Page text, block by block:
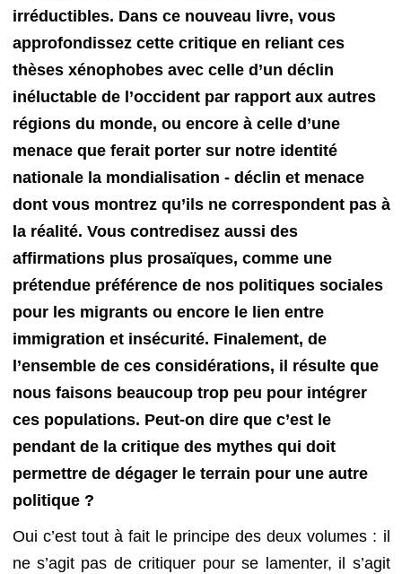
irréductibles. Dans ce nouveau livre, vous
approfondissez cette critique en reliant ces
thèses xénophobes avec celle d’un déclin
inéluctable de l’occident par rapport aux autres
régions du monde, ou encore à celle d’une
menace que ferait porter sur notre identité
nationale la mondialisation - déclin et menace
dont vous montrez qu’ils ne correspondent pas à
la réalité. Vous contredisez aussi des
affirmations plus prosaïques, comme une
prétendue préférence de nos politiques sociales
pour les migrants ou encore le lien entre
immigration et insécurité. Finalement, de
l’ensemble de ces considérations, il résulte que
nous faisons beaucoup trop peu pour intégrer
ces populations. Peut-on dire que c’est le
pendant de la critique des mythes qui doit
permettre de dégager le terrain pour une autre
politique ?
Oui c’est tout à fait le principe des deux volumes : il
ne s’agit pas de critiquer pour se lamenter, il s’agit